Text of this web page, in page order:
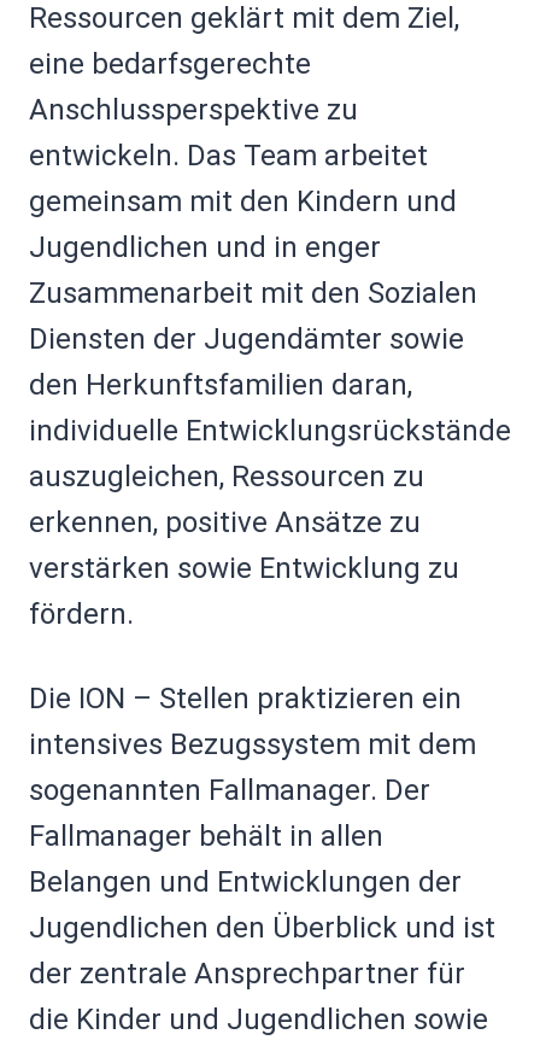
Ressourcen geklärt mit dem Ziel,
eine bedarfsgerechte
Anschlussperspektive zu
entwickeln. Das Team arbeitet
gemeinsam mit den Kindern und
Jugendlichen und in enger
Zusammenarbeit mit den Sozialen
Diensten der Jugendämter sowie
den Herkunftsfamilien daran,
individuelle Entwicklungsrückstände
auszugleichen, Ressourcen zu
erkennen, positive Ansätze zu
verstärken sowie Entwicklung zu
fördern.
Die ION – Stellen praktizieren ein
intensives Bezugssystem mit dem
sogenannten Fallmanager. Der
Fallmanager behält in allen
Belangen und Entwicklungen der
Jugendlichen den Überblick und ist
der zentrale Ansprechpartner für
die Kinder und Jugendlichen sowie